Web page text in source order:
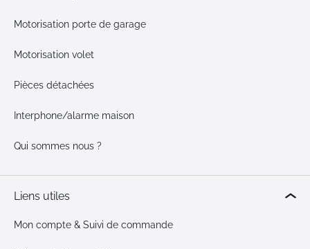
Motorisation porte de garage
Motorisation volet
Pièces détachées
Interphone/alarme maison
Qui sommes nous ?
Liens utiles
Mon compte & Suivi de commande